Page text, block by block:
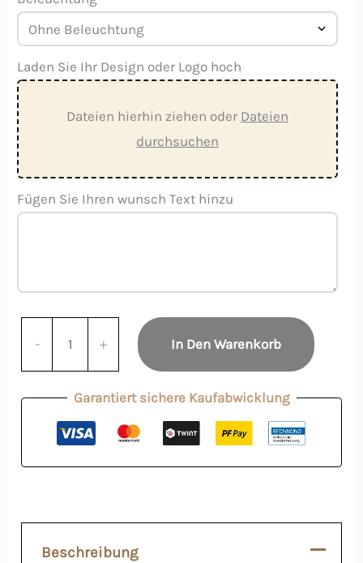
Laden Sie Ihr Design oder Logo hoch
Dateien hierhin ziehen oder Dateien
durchsuchen
Fügen Sie Ihren wunsch Text hinzu
- + In Den Warenkorb
Garantiert sichere Kaufabwicklung
Beschreibung